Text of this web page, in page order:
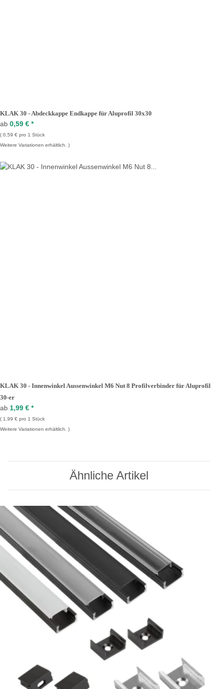
KLAK 30 - Abdeckkappe Endkappe für Aluprofil 30x30
ab 0,59 € *
0,59 € pro 1 Stück
Weitere Variationen erhältlich.
KLAK 30 - Innenwinkel Aussenwinkel M6 Nut 8 Profilverbinder für Aluprofil
30-er
ab 1,99 € *
1,99 € pro 1 Stück
Weitere Variationen erhältlich.
Ähnliche Artikel